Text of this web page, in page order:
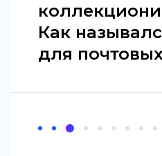
Как
для